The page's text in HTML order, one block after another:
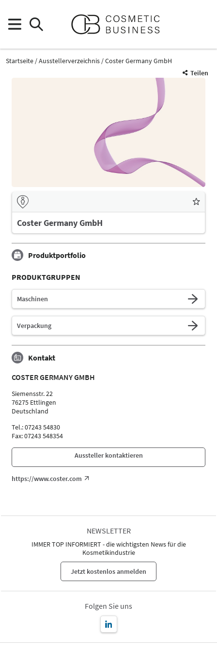
Startseite Ausstellerverzeichnis
Coster Germany GmbH
Teilen
Coster Germany GmbH
Produktportfolio
PRODUKTGRUPPEN
Maschinen
Verpackung
Kontakt
COSTER GERMANY GMBH
Siemensstr. 22
76275 Ettlingen
Deutschland
Tel.: 07243 54830
Fax: 07243 548354
Aussteller kontaktieren
https://www.coster.com
NEWSLETTER
IMMER TOP INFORMIERT - die wichtigsten News für die
Kosmetikindustrie
Jetzt kostenlos anmelden
Folgen Sie uns